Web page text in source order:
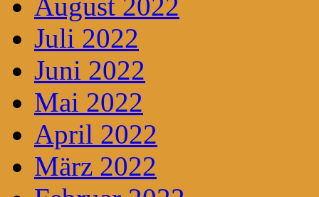
August 2022
Juli 2022
Juni 2022
Mai 2022
April 2022
März 2022